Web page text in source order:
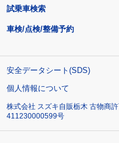
試乗車検索
車検/点検/整備予約
安全データシート(SDS)
個人情報について
株式会社 スズキ自販栃木 古物商
411230000599号